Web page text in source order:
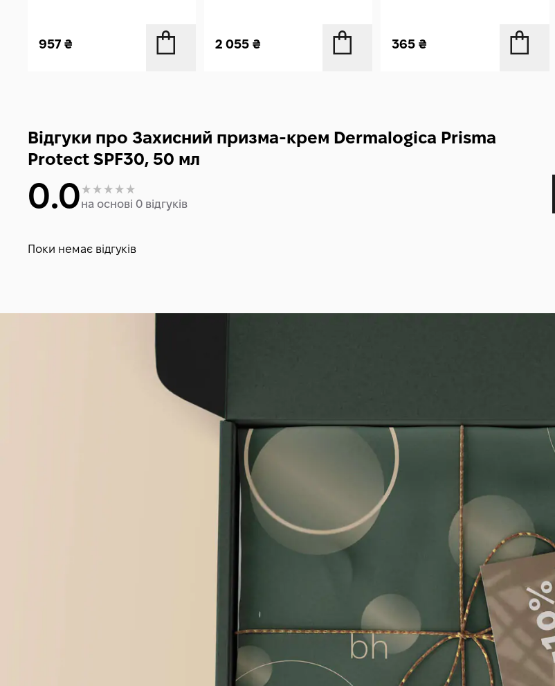
957 ₴ 2 055₴ 365₴
Відгуки про Захисний призма-крем Dermalogica Prisma
Protect SPF30, 50 мл
0.0на основі 0 відгуків
Поки немає відгуків